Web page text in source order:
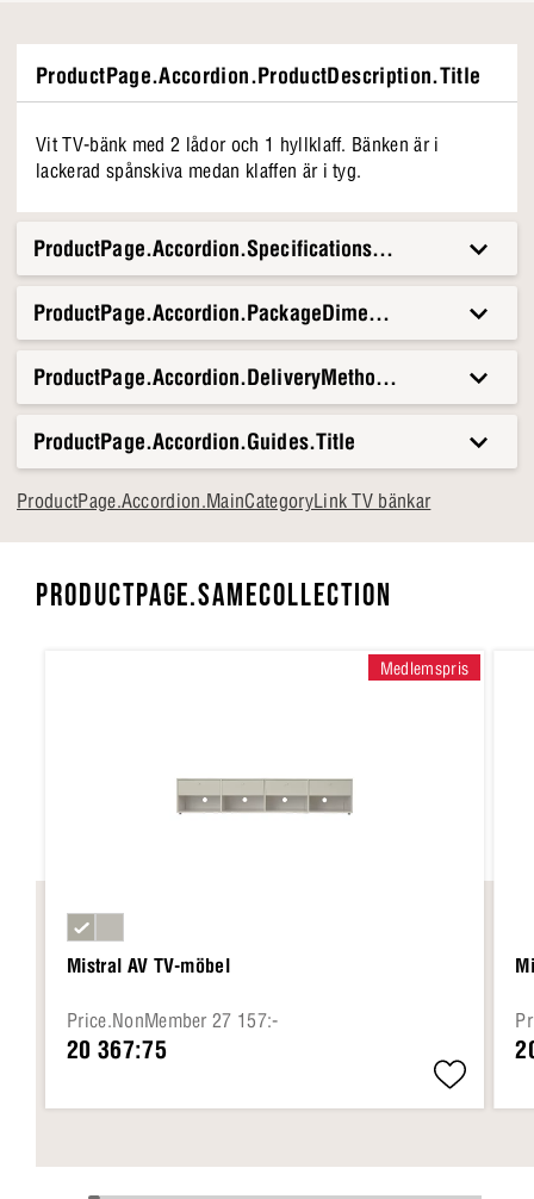
ProductPage.Accordion.ProductDescription.Title
Vit TV-bänk med 2 lådor och 1 hyllklaff. Bänken är i
lackerad spånskiva medan klaffen är i tyg.
ProductPage.Accordion.Specifications.Title
ProductPage.Accordion.DeliveryMethods.Title
ProductPage.Accordion.Guides.Title
ProductPage.Accordion.MainCategoryLink TV bänkar
PRODUCTPAGE.SAMECOLLECTION
Medlemspris
Mistral AV TV-möbel
Price.NonMember 27 157:-
20 367:75